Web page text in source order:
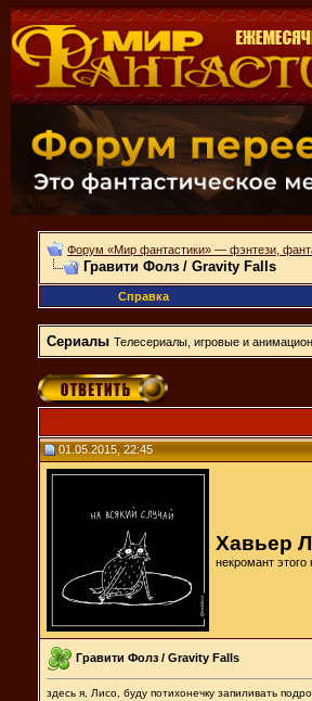
Форум «Мир фантастики» — фэнтези,
Гравити Фолз / Gravity Falls
Справка
Сериалы Телесериалы, игровые и
01.05.2015, 22:45
Хавьер
некромант
Гравити Фолз / Gravity Falls
здесь я, Лисо, буду потихонечку запиливать